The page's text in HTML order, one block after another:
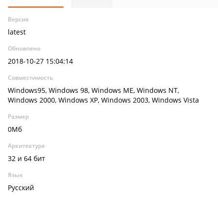
Версия
latest
Обновлено
2018-10-27 15:04:14
Совместимость
Windows95, Windows 98, Windows ME, Windows NT,
Windows 2000, Windows XP, Windows 2003, Windows Vista
Размер
0Мб
Архитектура
32 и 64 бит
Язык
Русский